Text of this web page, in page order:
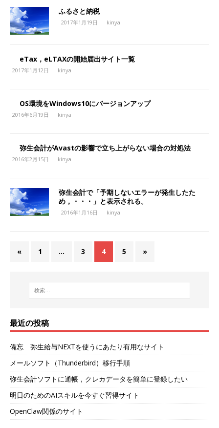
ふるさと納税
2017年1月19日 kinya
eTax，eLTAXの開始届出サイト一覧
2017年1月12日 kinya
OS環境をWindows10にバージョンアップ
2016年6月19日 kinya
弥生会計がAvastの影響で立ち上がらない場合の対処法
2016年2月15日 kinya
弥生会計で「予期しないエラーが発生したた
め，・・・」と表示される。
2016年1月16日 kinya
« 1 … 3 4 5 »
最近の投稿
備忘 弥生給与NEXTを使うにあたり有用なサイト
メールソフト（Thunderbird）移行手順
弥生会計ソフトに通帳，クレカデータを簡単に登録したい
明日のためのAIスキルを今すぐ習得サイト
OpenClaw関係のサイト